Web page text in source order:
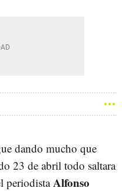
dando mucho que
23 de abril todo saltara
periodistaAlfonso